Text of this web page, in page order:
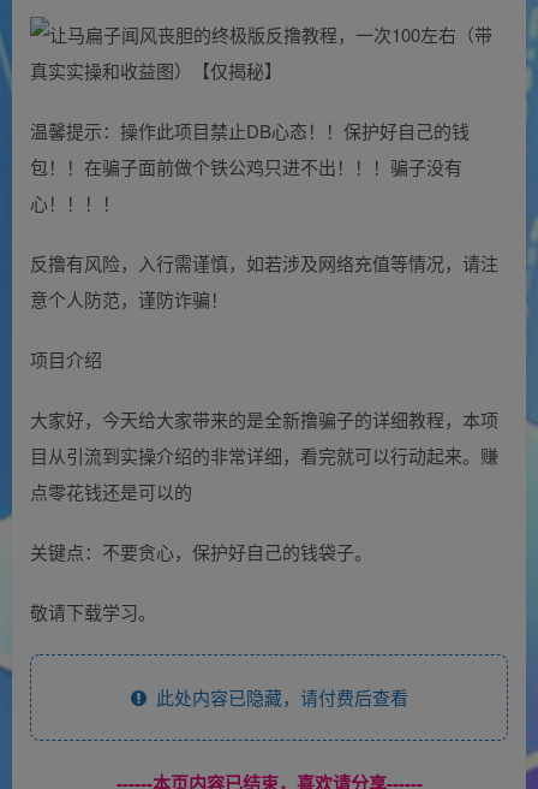
温馨提示：操作此项目禁止DB心态！！保护好自己的钱
包！！在骗子面前做个铁公鸡只进不出！！！骗子没有
心！！！！
反撸有风险，入行需谨慎，如若涉及网络充值等情况，请注
意个人防范，谨防诈骗！
项目介绍
大家好，今天给大家带来的是全新撸骗子的详细教程，本项
目从引流到实操介绍的非常详细，看完就可以行动起来。赚
点零花钱还是可以的
关键点：不要贪心，保护好自己的钱袋子。
敬请下载学习。
此处内容已隐藏，请付费后查看
------本页内容已结束，喜欢请分享------